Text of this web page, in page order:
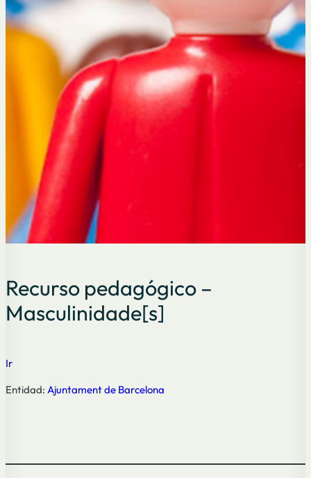
Recurso pedagógico –
Masculinidade[s]
Ir
Entidad: Ajuntament de Barcelona